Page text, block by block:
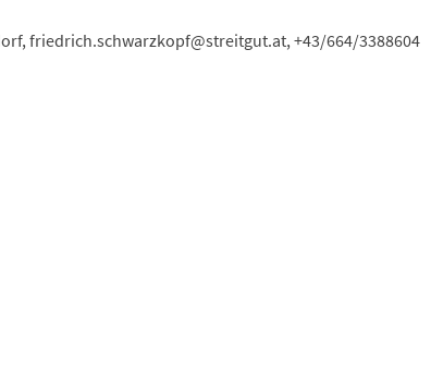
friedrich.schwarzkopf@streitgut.at, +43/664/3388604